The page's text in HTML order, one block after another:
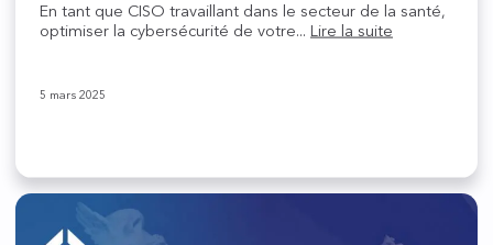
En tant que CISO travaillant dans le secteur de la santé,
optimiser la cybersécurité de votre... Lire la suite
5 mars 2025